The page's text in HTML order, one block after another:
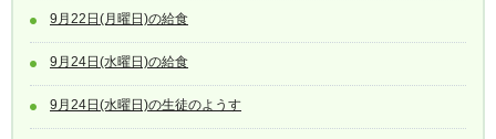
9月22日(月曜日)の給食
9月24日(水曜日)の給食
9月24日(水曜日)の生徒のようす